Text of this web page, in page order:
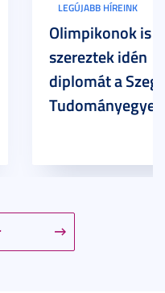
LEGÚJABB HÍREINK
Olimpikonok is
szereztek idén
diplomát a